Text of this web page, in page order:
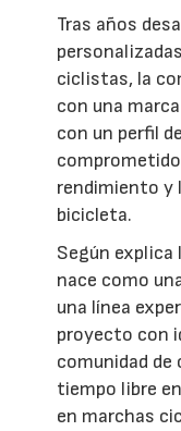
Tras años
ciclistas, la
con una
con un perfil
rendimiento y
bicicleta.
Según explica
nace como
una línea
proyecto con
comunidad
tiempo libre
en marchas